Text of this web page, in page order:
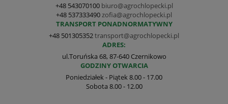
+48 543070100 biuro@agrochlopecki.pl
+48 537333490 zofia@agrochlopecki.pl
TRANSPORT PONADNORMATYWNY
+48 501305352transport@agrochlopecki.pl
ADRES:
ul.Toruńska 68, 87-640 Czernikowo
GODZINY OTWARCIA
Poniedziałek - Piątek 8.00 - 17.00
Sobota 8.00 - 12.00